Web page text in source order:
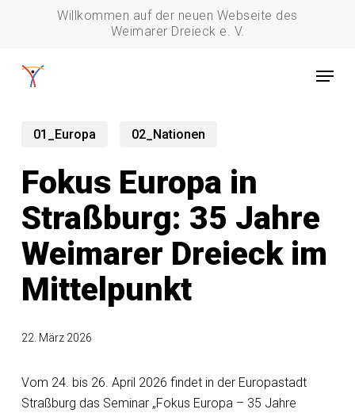
content
Willkommen auf der neuen Webseite des
Weimarer Dreieck e. V.
Menu
01_Europa 02_Nationen
Fokus Europa in
Straßburg: 35 Jahre
Weimarer Dreieck im
Mittelpunkt
22. März 2026
Vom 24. bis 26. April 2026 findet in der Europastadt
Straßburg das Seminar „Fokus Europa – 35 Jahre